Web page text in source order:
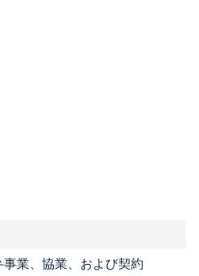
業、協業、および契約